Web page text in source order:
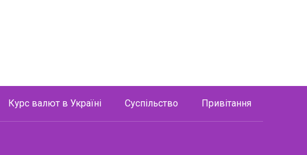
Курс валют в Україні Суспільство Привітання